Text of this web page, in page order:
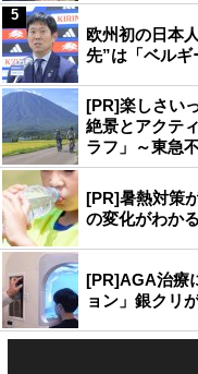
欧州初の日本
先”は「ベル
5
[PR]楽しさい
絶景とアクテ
ラフ」～東急
[PR]暑熱対策
の変化がわか
[PR]AGA治療
ョン」銀クリ